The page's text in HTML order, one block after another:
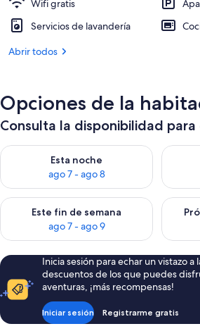
Sea,
Personalised
Service.
Wifi gratis
Servicios de lavandería
Abrir todos
Opciones de la
Consulta la disponibilidad para
Esta noche
ago 7 - ago 8
Consulta la disponibilidad para esta
Este fin de semana
ago 7 - ago 9
Consulta la disponibilidad para este
Inicia sesión para echar un vistazo a
descuentos de los que puedes
aventuras, ¡más recompensas!
Iniciar sesión Registrarme gratis